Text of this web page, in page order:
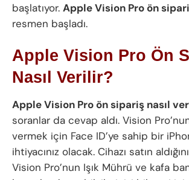
başlatıyor. Apple Vision Pro ön
resmen başladı.
Apple Vision Pro Ön
Nasıl Verilir?
Apple Vision Pro ön sipariş nasıl
soranlar da cevap aldı. Vision
vermek için Face ID’ye sahip bir
ihtiyacınız olacak. Cihazı satın
Vision Pro’nun Işık Mührü ve kafa